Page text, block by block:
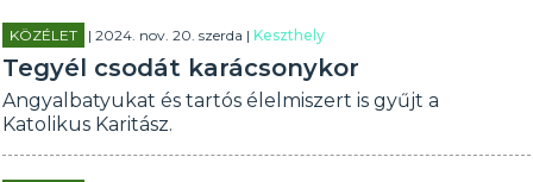
KÖZÉLET | 2024. nov. 20. szerda |Keszthely
Tegyél csodát karácsonykor
Angyalbatyukat és tartós élelmiszert is gyűjt a
Katolikus Karitász.